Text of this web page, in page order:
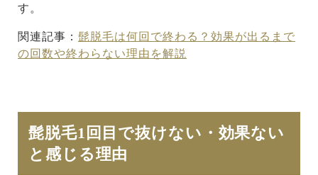
す。
関連記事： 髭脱毛は何回で終わる？効果が出るまで
の回数や終わらない理由を解説
髭脱毛1回目で抜けない・効果ない
と感じる理由